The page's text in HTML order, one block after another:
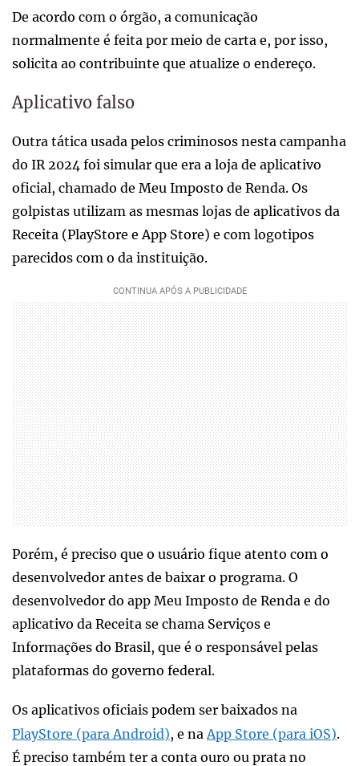
De acordo com o órgão, a comunicação
normalmente é feita por meio de carta e, por isso,
solicita ao contribuinte que atualize o endereço.
Aplicativo falso
Outra tática usada pelos criminosos nesta campanha
do IR 2024 foi simular que era a loja de aplicativo
oficial, chamado de Meu Imposto de Renda. Os
golpistas utilizam as mesmas lojas de aplicativos da
Receita (PlayStore e App Store) e com logotipos
parecidos com o da instituição.
Porém, é preciso que o usuário fique atento com o
desenvolvedor antes de baixar o programa. O
desenvolvedor do app Meu Imposto de Renda e do
aplicativo da Receita se chama Serviços e
Informações do Brasil, que é o responsável pelas
plataformas do governo federal.
Os aplicativos oficiais podem ser baixados na
PlayStore (para Android), e na App Store (para iOS).
É preciso também ter a conta ouro ou prata no